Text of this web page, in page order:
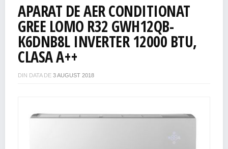
APARAT DE AER CONDITIONAT
GREE LOMO R32 GWH12QB-
K6DNB8L INVERTER 12000 BTU,
CLASA A++
DIN DATA DE 3 AUGUST 2018